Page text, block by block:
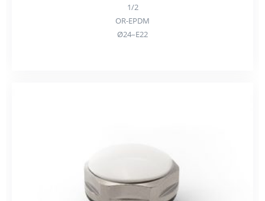
1/2
OR-EPDM
Ø24–E22